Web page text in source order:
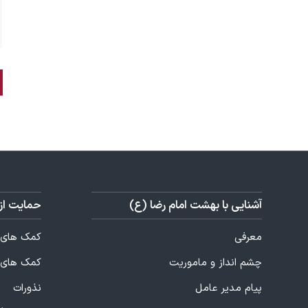
آشنایی با بهشت امام رضا (ع)
معرفی
چشم انداز و ماموریت
پیام مدیر عامل
حمایت
کمک
کمک های
نذورات